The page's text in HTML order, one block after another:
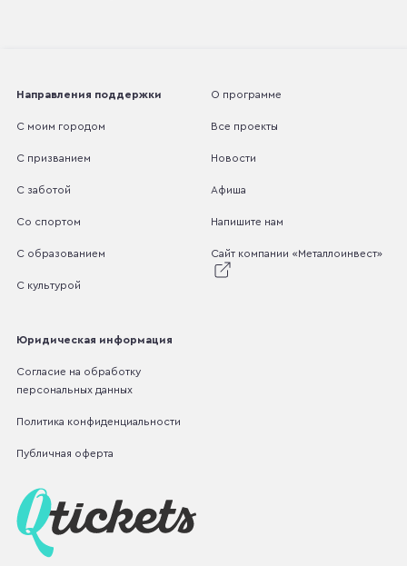
Направления поддержки
С моим городом
С призванием
С заботой
Со спортом
С образованием
С культурой
О программе
Все проекты
Новости
Афиша
Напишите нам
Сайт компании «Металлоинвест»
Юридическая информация
Согласие на обработку
персональных данных
Политика конфиденциальности
Публичная оферта